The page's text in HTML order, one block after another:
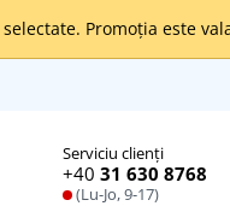
selectate. Promoția este
Serviciu clienți
+40 31 630 8768
(Lu-Jo, 9-17)